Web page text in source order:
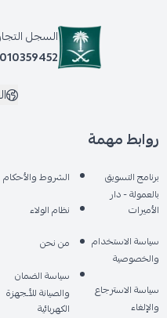
السجل
روابط مهمة
برنامج التسويق
بالعمولة - دار
الأميرات
سياسة الاستخدام
والخصوصية
سياسة الاسترجاع
والإلغاء
الشروط والأحكام
نظام الولاء
من نحن
سياسة الضمان
والصيانة للأـجهزة
الكهربائية